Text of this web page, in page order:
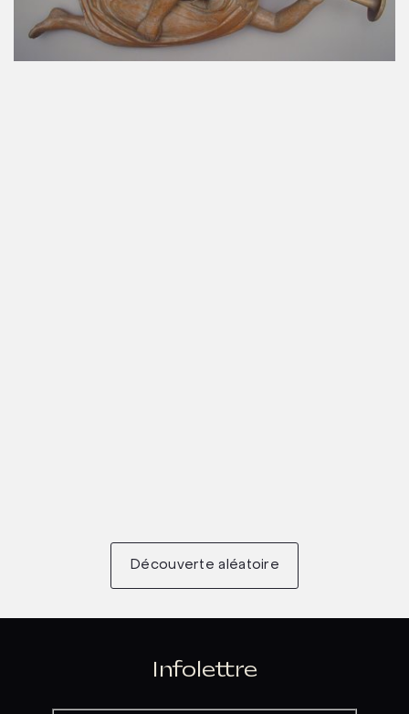
Découverte aléatoire
Infolettre